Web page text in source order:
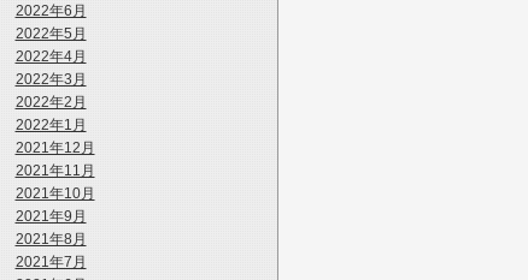
2022年6月
2022年5月
2022年4月
2022年3月
2022年2月
2022年1月
2021年12月
2021年11月
2021年10月
2021年9月
2021年8月
2021年7月